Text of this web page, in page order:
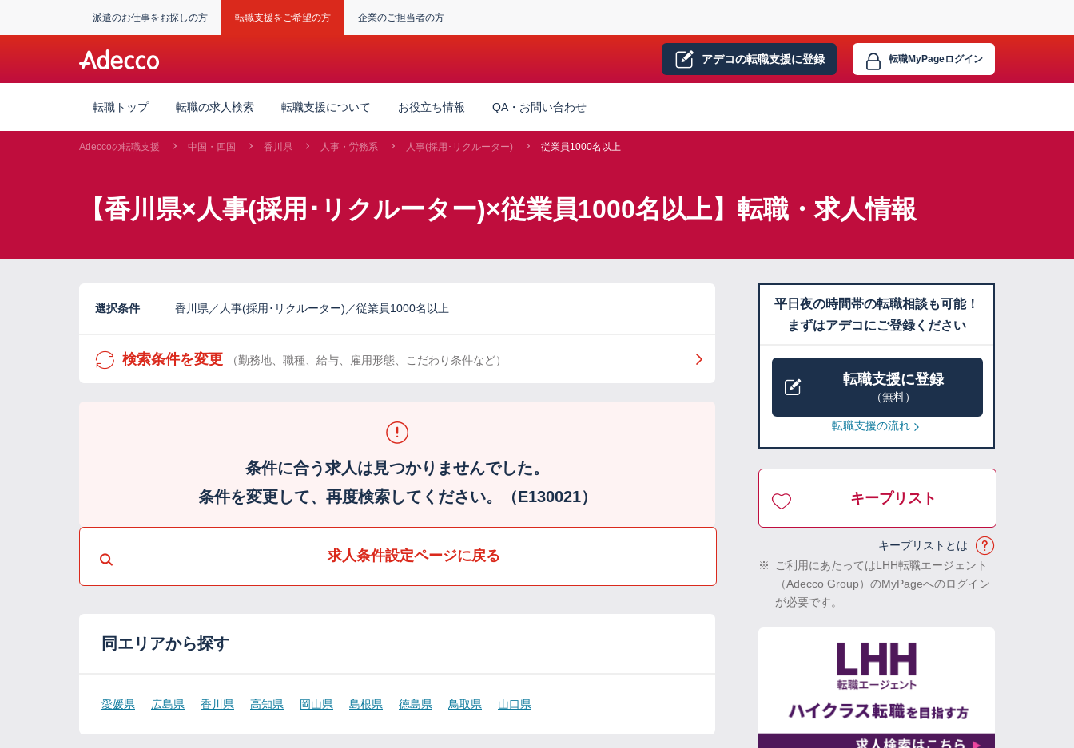
派遣のお仕事をお探しの方 転職支援をご希望の方 企業のご担当者の方
アデコの転職支援に登録 転職MyPageログイン
転職トップ 転職の求人検索 転職支援について お役立ち情報 QA・お問い合わせ
Adeccoの転職支援 中国・四国 香川県 人事・労務系 人事(採用･リクルーター) 従業員1000名以上
【香川県×人事(採用･リクルーター)×従業員1000名以上】転職・求人情報
選択条件 香川県／人事(採用･リクルーター)／従業員1000名以上
検索条件を変更 （勤務地、職種、給与、雇用形態、こだわり条件など）
条件に合う求人は見つかりませんでした。
条件を変更して、再度検索してください。（E130021）
求人条件設定ページに戻る
同エリアから探す
愛媛県 広島県 香川県 高知県 岡山県 島根県 徳島県 鳥取県 山口県
平日夜の時間帯の転職相談も可能！
まずはアデコにご登録ください
転職支援に登録
（無料）
転職支援の流れ
キープリスト
キープリストとは
※
ご利用にあたってはLHH転職エージェント
（Adecco Group）のMyPageへのログイン
が必要です。